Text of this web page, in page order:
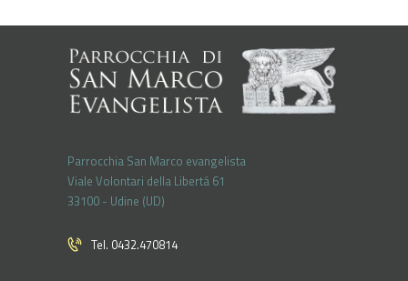
Parrocchia San Marco evangelista
Viale Volontari della Libertá 61
33100 - Udine (UD)
Tel. 0432.470814